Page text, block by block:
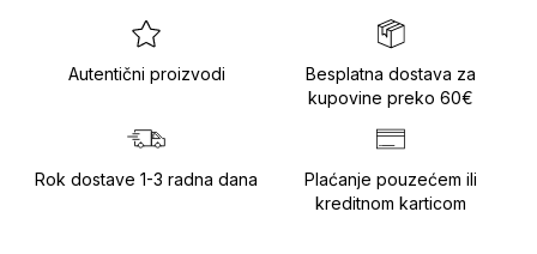
Autentični proizvodi
Besplatna dostava za
kupovine preko 60€
Rok dostave 1-3 radna dana
Plaćanje pouzećem ili
kreditnom karticom